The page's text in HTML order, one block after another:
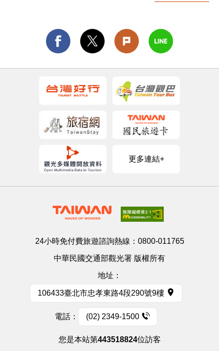
更多連結+
24小時免付費旅遊諮詢熱線： 0800-011765
中華民國交通部觀光署 版權所有
地址：
106433臺北市忠孝東路4段290號9樓
電話： (02) 2349-1500
您是本站第443518824位訪客